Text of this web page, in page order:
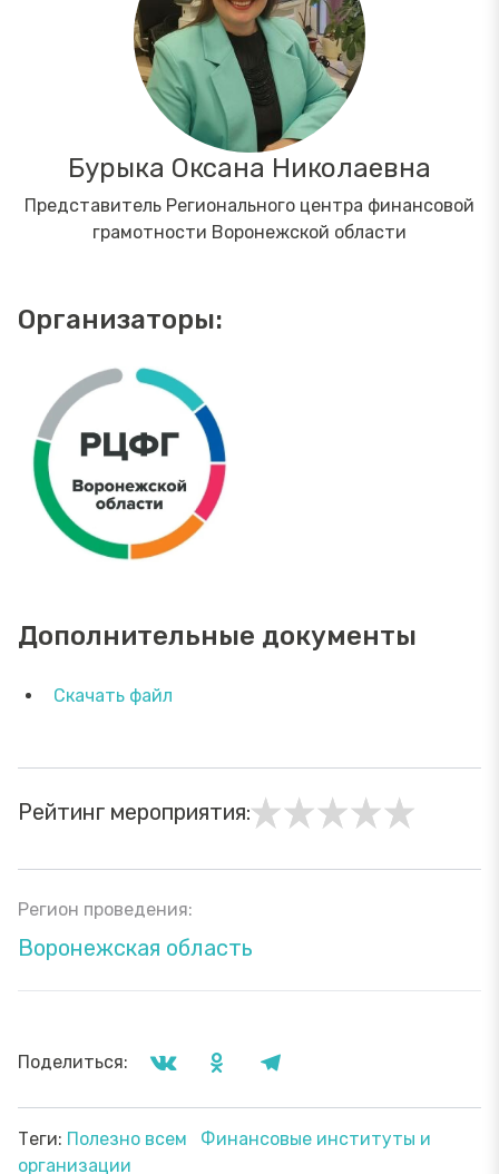
Бурыка Оксана Николаевна
Представитель Регионального центра финансовой
грамотности Воронежской области
Организаторы:
Дополнительные документы
Скачать файл
Рейтинг мероприятия:
Регион проведения:
Воронежская область
Поделиться:
Теги: Полезно всем
Финансовые институты и
организации